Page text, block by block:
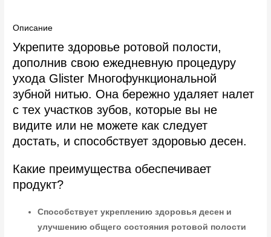
Описание
Укрепите здоровье ротовой полости,
дополнив свою ежедневную процедуру
ухода Glister Многофункциональной
зубной нитью. Она бережно удаляет налет
с тех участков зубов, которые вы не
видите или не можете как следует
достать, и способствует здоровью десен.
Какие преимущества обеспечивает
продукт?
Способствует укреплению здоровья десен и
улучшению общего состояния ротовой полости